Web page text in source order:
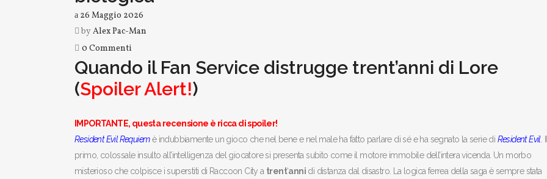
26 Maggio 2026
byAlex Pac-Man
0 Commenti
Quando il Fan Service distrugge trent’anni di Lore
(Spoiler Alert!)
IMPORTANTE, questa recensione è ricca di spoiler!
Resident Evil Requiemè indubbiamente un gioco che nel bene e nel male ha fatto parlare di sé e ha segnato la serie di Resident Evil. Il
primo, colossale insulto all’intelligenza del giocatore si presenta subito come il motore immobile dell’intera vicenda. Un morbo
misterioso che colpisce i superstiti di Raccoon City a trent‘anni di distanza dal disastro. La logica ferrea della saga è sempre stata